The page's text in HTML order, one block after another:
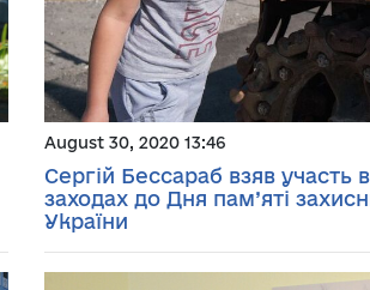
August 30, 2020 13:46
Сергій Бессараб взяв участь в
заходах до Дня пам’яті
України